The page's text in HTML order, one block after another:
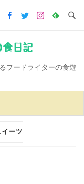
食日記
フードライターの食遊
ーツ